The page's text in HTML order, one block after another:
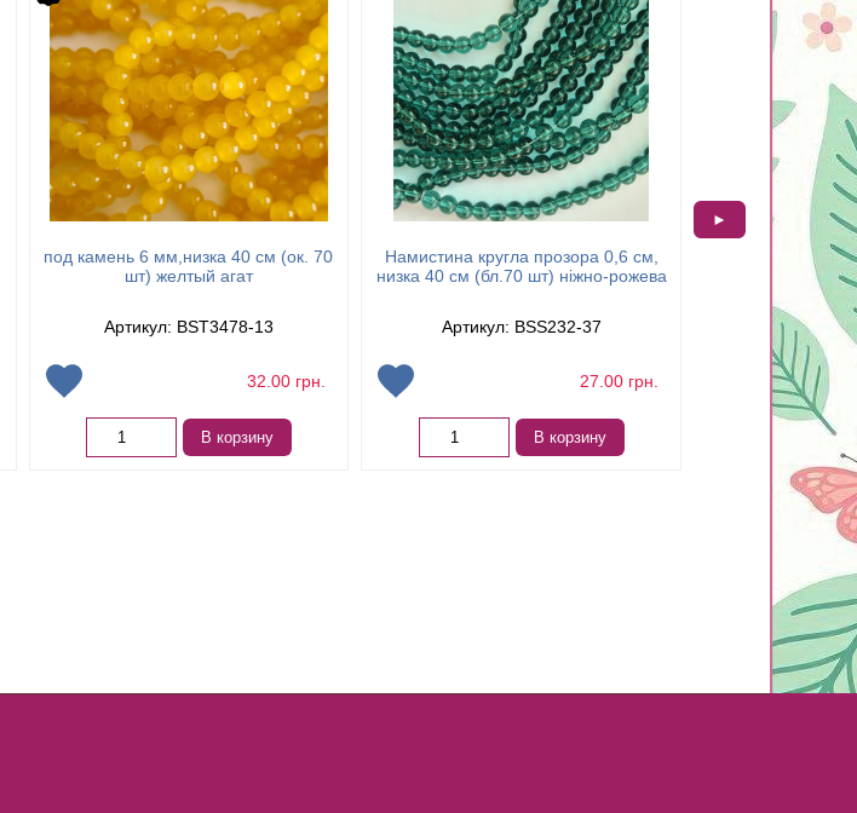
под камень 6 мм,низка 40 см (ок. 70
шт) желтый агат
Артикул: BST3478-13
32.00 грн.
В корзину
Намистина кругла прозора 0,6 см,
низка 40 см (бл.70 шт) ніжно-рожева
Артикул: BSS232-37
27.00 грн.
В корзину
Бусина под
(бл.70 шт)
Артикул:
►